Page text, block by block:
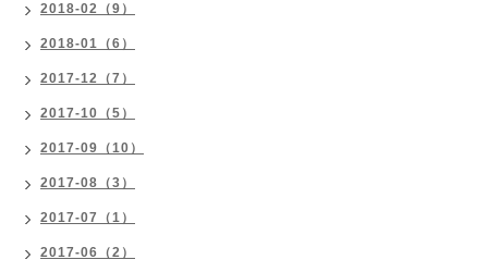
2018-02（9）
2018-01（6）
2017-12（7）
2017-10（5）
2017-09（10）
2017-08（3）
2017-07（1）
2017-06（2）